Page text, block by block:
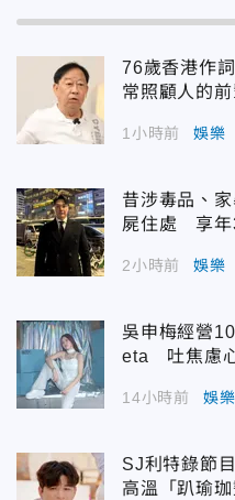
76歲香港作
常照顧人的前
1小時前 娛樂
昔涉毒品、
屍住處 享年
2小時前 娛樂
吳申梅經營
eta 吐焦慮
14小時前 娛樂
SJ利特錄節
高溫「趴瑜